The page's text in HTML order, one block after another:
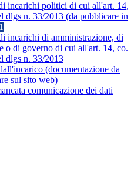
incarichi politici di cui all'art. 14,
dlgs n. 33/2013 (da pubblicare in
1
incarichi di amministrazione, di
o di governo di cui all'art. 14, co.
dlgs n. 33/2013
(documentazione da
sul sito web)
comunicazione dei dati